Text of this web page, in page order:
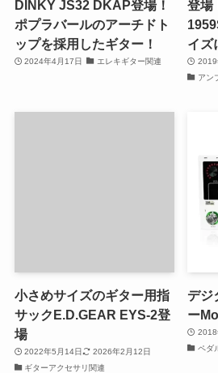
DINKY JS32 DKAP登場！
ポプラバールのアーチドト
ップを採用したギター！
2024年4月17日 エレキギター関連
登場
イズ
2019
アン
小さめサイズのギター用指
サックE.D.GEAR EYS-2登
場
2022年5月14日
2026年2月12日
ギターアクセサリ関連
デジ
ー
2018
ペダ